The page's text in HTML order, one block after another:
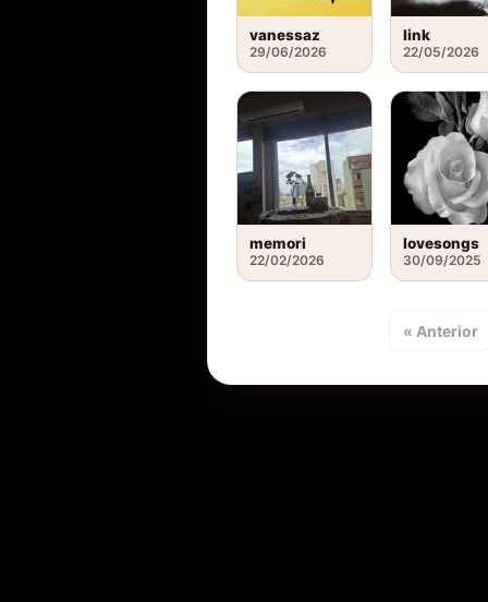
vanessaz
29/06/2026
link
22/05/2026
memori
22/02/2026
lovesongs
30/09/2025
« Anterior